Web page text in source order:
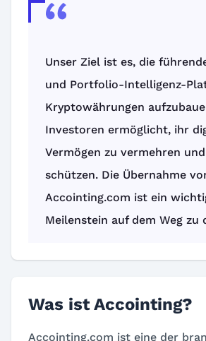
Unser Ziel ist es, die
und Portfolio-Intelligenz-
Kryptowährungen
Investoren ermöglicht, ihr
Vermögen zu vermehren
schützen. Die Übernahme
Accointing.com ist ein
Meilenstein auf dem Weg zu
Was ist Accointing?
Accointing.com ist eine der